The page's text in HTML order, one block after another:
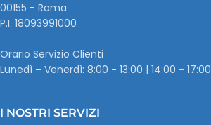
00155 - Roma
P.I. ‭18093991000
Orario Servizio Clienti
Lunedì – Venerdì: 8:00 - 13:00 | 14:00 - 17:00
I NOSTRI SERVIZI